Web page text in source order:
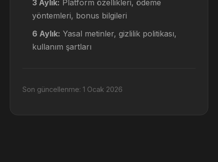
3 Aylık: Platform özellikleri, ödeme
yöntemleri, bonus bilgileri
6 Aylık: Yasal metinler, gizlilik politikası,
kullanım şartları
Son güncellenme: 1 Ocak 2026